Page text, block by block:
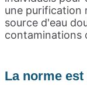
une purification
source d'eau
contaminations
La norme